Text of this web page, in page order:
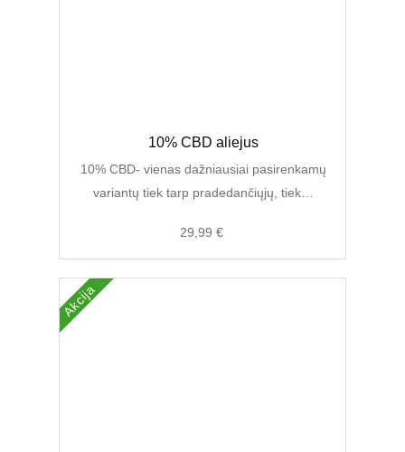
10% CBD aliejus
10% CBD- vienas dažniausiai pasirenkamų
variantų tiek tarp pradedančiųjų, tiek…
Original
price
was:
45,00 €.
29,99 €
Current
price
is:
29,99 €.
Akcija